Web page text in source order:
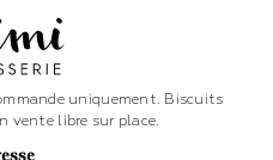
uniquement. Biscuits
vente libre sur place.